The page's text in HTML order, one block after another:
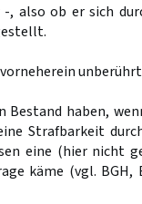
also ob er sich
Bestand haben,
Strafbarkeit
eine (hier nicht
käme (vgl. BGH,